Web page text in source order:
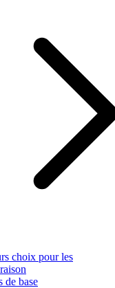
choix pour les
de base